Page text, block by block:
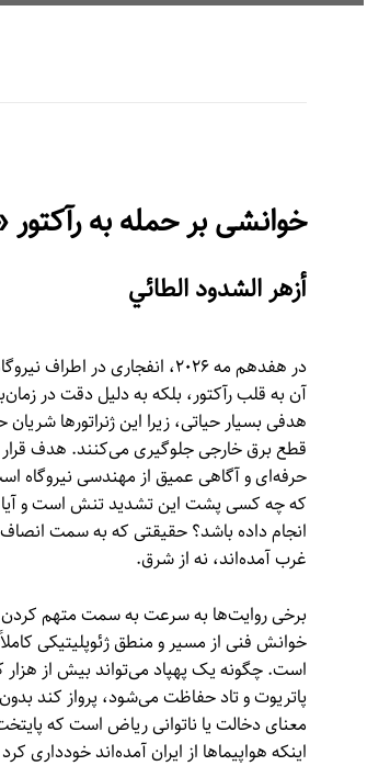
خوانشی بر حمله به رآکتور
أزهر الشدود الطائي
در هفدهم مه ۲۰۲۶، انفجاری
آن به قلب رآکتور، بلکه به دلیل دقت در
هدفی بسیار حیاتی، زیرا این ژنراتورها
قطع برق خارجی جلوگیری می‌کنند. هدف
حرفه‌ای و آگاهی عمیق از مهندسی
که چه کسی پشت این تشدید تنش است و آیا
انجام داده باشد؟ حقیقتی که به سمت
غرب آمده‌اند، نه از شرق.
برخی روایت‌ها به سرعت به سمت متهم کردن
خوانش فنی از مسیر و منطق ژئوپلیتیکی
است. چگونه یک پهپاد می‌تواند بیش از
پاتریوت و تاد حفاظت می‌شود، پرواز کند
معنای دخالت یا ناتوانی ریاض است که
اینکه هواپیماها از ایران آمده‌اند